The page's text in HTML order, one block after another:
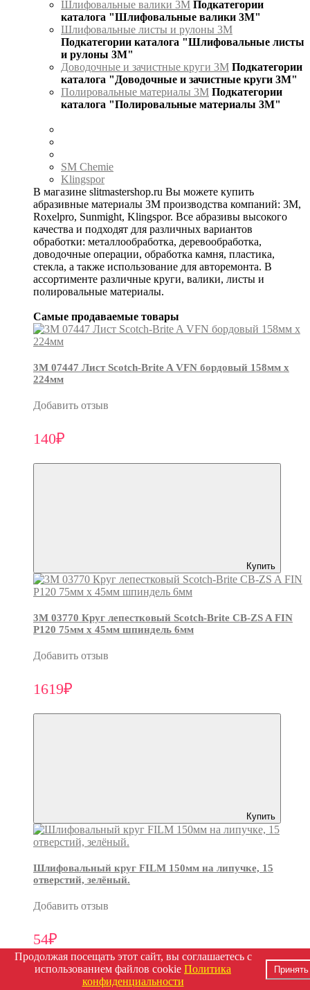
Шлифовальные валики 3М Подкатегории
каталога "Шлифовальные валики 3М"
Шлифовальные листы и рулоны 3М
Подкатегории каталога "Шлифовальные листы
и рулоны 3М"
Доводочные и зачистные круги 3М Подкатегории
каталога "Доводочные и зачистные круги 3М"
Полировальные материалы 3М Подкатегории
каталога "Полировальные материалы 3М"
SM Chemie
Klingspor
В магазине slitmastershop.ru Вы можете купить
абразивные материалы 3М производства компаний: 3М,
Roxelpro, Sunmight, Klingspor. Все абразивы высокого
качества и подходят для различных вариантов
обработки: металлообработка, деревообработка,
доводочные операции, обработка камня, пластика,
стекла, а также использование для авторемонта. В
ассортименте различные круги, валики, листы и
полировальные материалы.
Самые продаваемые товары
3М 07447 Лист Scotch-Brite A VFN бордовый 158мм х
224мм
Добавить отзыв
140₽
Купить
3М 03770 Круг лепестковый Scotch-Brite CB-ZS A FIN
P120 75мм х 45мм шпиндель 6мм
Добавить отзыв
1619₽
Купить
Шлифовальный круг FILM 150мм на липучке, 15
отверстий, зелёный.
Добавить отзыв
54₽
Продолжая посещать этот сайт, вы соглашаетесь с
использованием файлов cookie Политика
конфиденциальности
Принять